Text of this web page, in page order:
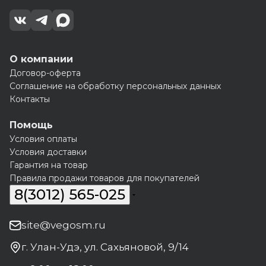
О компании
Договор-оферта
Соглашение на обработку персональных данных
Контакты
Помощь
Условия оплаты
Условия доставки
Гарантия на товар
Правила продажи товаров для покупателей
8(3012) 565-025
site@vegosm.ru
г. Улан-Удэ, ул. Сахьяновой, 9/14